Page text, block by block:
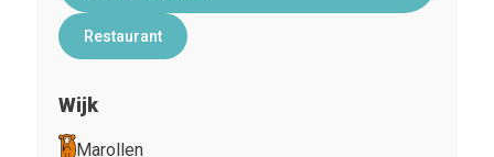
Restaurant
Wijk
Marollen